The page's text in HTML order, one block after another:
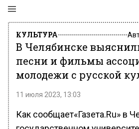
КУЛЬТУРА
В Челябинске
песни и фильмы
молодежи с русской
11 июля 2023, 13:03
Как сообщает«Газета.Ru» в